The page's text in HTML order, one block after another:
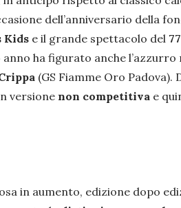
dell’anniversario della
Kids e il grande spettacolo del
ha figurato anche
(GS Fiamme Oro
versione non competitiva e
in aumento, edizione dopo